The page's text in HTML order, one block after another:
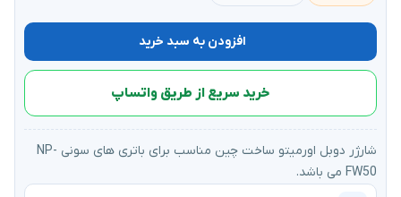
افزودن به سبد خرید
خرید سریع از طریق واتساپ
شارژر دوبل اورمیتو ساخت چین مناسب برای باتری های سونی NP-
FW50 می باشد.